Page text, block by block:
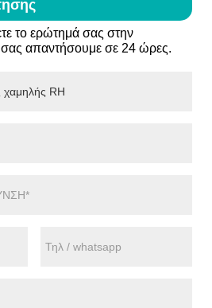
το ερώτημά σας στην
απαντήσουμε σε 24 ώρες.